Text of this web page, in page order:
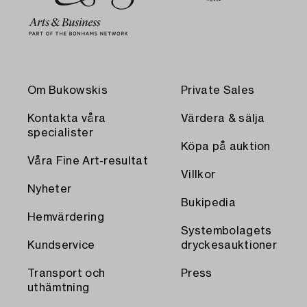
Om Bukowskis
Kontakta våra
specialister
Våra Fine Art-resultat
Nyheter
Hemvärdering
Kundservice
Transport och
uthämtning
Private Sales
Värdera & sälja
Köpa på auktion
Villkor
Bukipedia
Systembolagets
dryckesauktioner
Press